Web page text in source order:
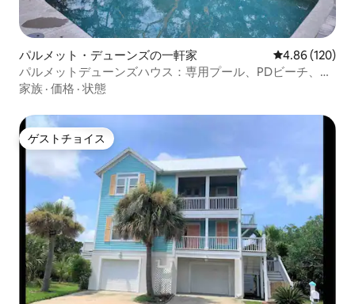
パルメット・デューンズの一軒家 レビュー120
4.86 (120)
パルメットデューンズハウス：専用プール、PDビーチ、ゴ
ルフ
家族 · 価格 · 状態
ゲストチョイス
ゲストチョイス